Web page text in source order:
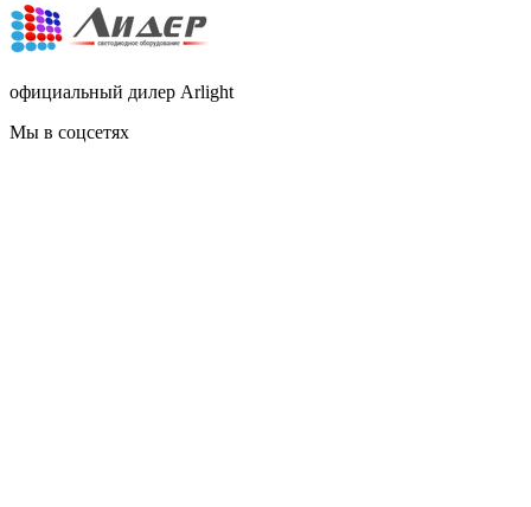
официальный дилер Arlight
Мы в соцсетях